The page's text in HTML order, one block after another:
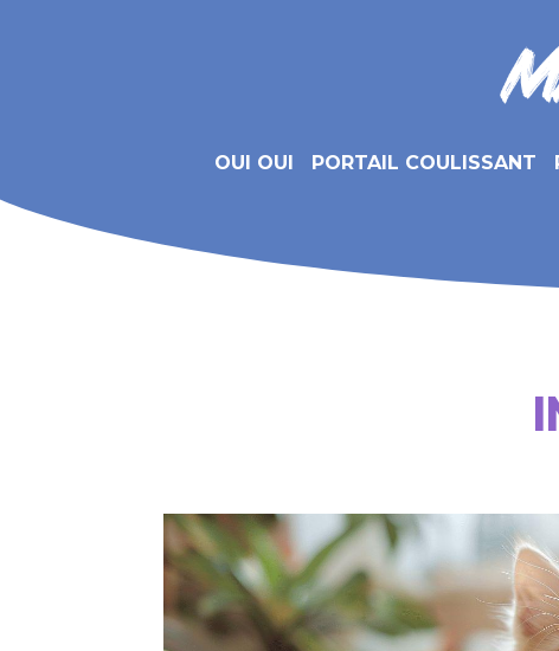
OUI OUI PORTAIL COULISSANT